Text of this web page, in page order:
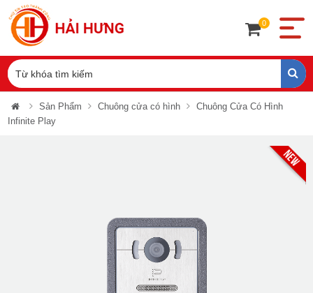
0
Sản Phẩm Chuông cửa có hình
Chuông Cửa Có Hình
Infinite Play